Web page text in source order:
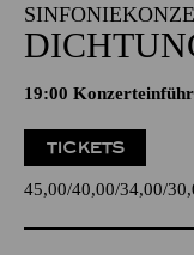
19:00
TICKETS
45,00 40,00 34,00